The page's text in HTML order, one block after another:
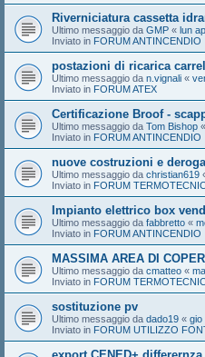
Riverniciatura cassetta
Ultimo messaggio da GMP « lun
Inviato in FORUM ANTINCENDIO
postazioni di ricarica
Ultimo messaggio da n.vignali «
Inviato in FORUM ATEX
Certificazione Broof -
Ultimo messaggio da Tom Bishop «
Inviato in FORUM ANTINCENDIO
nuove costruzioni e
Ultimo messaggio da christian619
Inviato in FORUM
Impianto elettrico box
Ultimo messaggio da fabbretto «
Inviato in FORUM ANTINCENDIO
MASSIMA AREA DI
Ultimo messaggio da cmatteo «
Inviato in FORUM
sostituzione pv
Ultimo messaggio da dado19 « gio
Inviato in FORUM UTILIZZO